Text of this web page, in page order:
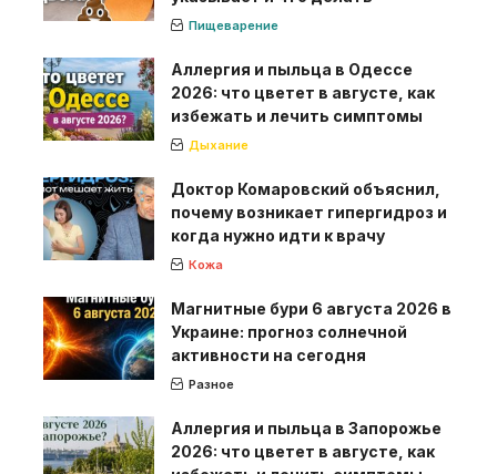
Пищеварение
Аллергия и пыльца в Одессе
2026: что цветет в августе, как
избежать и лечить симптомы
Дыхание
Доктор Комаровский объяснил,
почему возникает гипергидроз и
когда нужно идти к врачу
Кожа
Магнитные бури 6 августа 2026 в
Украине: прогноз солнечной
активности на сегодня
Разное
Аллергия и пыльца в Запорожье
2026: что цветет в августе, как